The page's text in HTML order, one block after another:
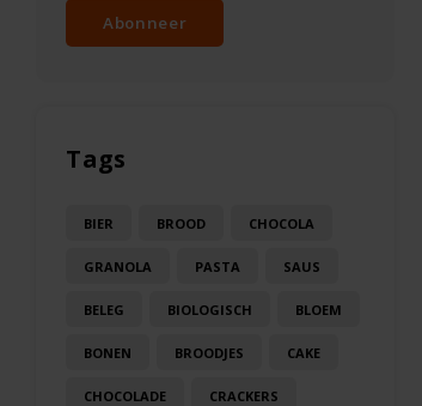
Abonneer
Tags
BIER BROOD CHOCOLA
GRANOLA PASTA SAUS
BELEG BIOLOGISCH BLOEM
BONEN BROODJES CAKE
CHOCOLADE CRACKERS